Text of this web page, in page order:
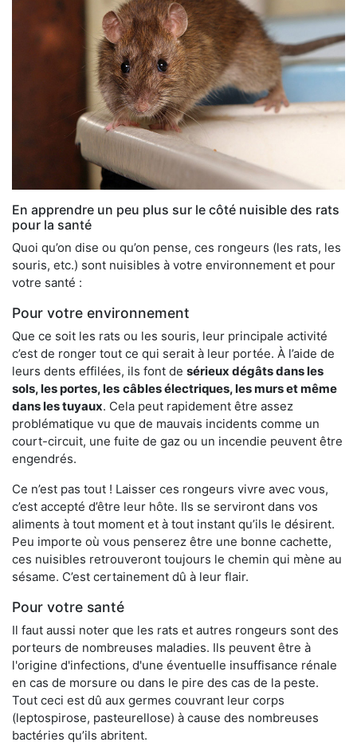
En apprendre un peu plus sur le côté nuisible des rats
pour la santé
Quoi qu’on dise ou qu’on pense, ces rongeurs (les rats, les
souris, etc.) sont nuisibles à votre environnement et pour
votre santé :
Pour votre environnement
Que ce soit les rats ou les souris, leur principale activité
c’est de ronger tout ce qui serait à leur portée. À l’aide de
leurs dents effilées, ils font de sérieux dégâts dans les
sols, les portes, les câbles électriques, les murs et même
dans les tuyaux. Cela peut rapidement être assez
problématique vu que de mauvais incidents comme un
court-circuit, une fuite de gaz ou un incendie peuvent être
engendrés.
Ce n’est pas tout ! Laisser ces rongeurs vivre avec vous,
c’est accepté d’être leur hôte. Ils se serviront dans vos
aliments à tout moment et à tout instant qu’ils le désirent.
Peu importe où vous penserez être une bonne cachette,
ces nuisibles retrouveront toujours le chemin qui mène au
sésame. C’est certainement dû à leur flair.
Pour votre santé
Il faut aussi noter que les rats et autres rongeurs sont des
porteurs de nombreuses maladies. Ils peuvent être à
l'origine d'infections, d'une éventuelle insuffisance rénale
en cas de morsure ou dans le pire des cas de la peste.
Tout ceci est dû aux germes couvrant leur corps
(leptospirose, pasteurellose) à cause des nombreuses
bactéries qu’ils abritent.